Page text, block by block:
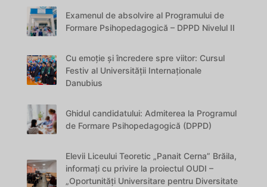
Examenul de absolvire al Programului de
Formare Psihopedagogică – DPPD Nivelul II
Cu emoție și încredere spre viitor: Cursul
Festiv al Universității Internaționale
Danubius
Ghidul candidatului: Admiterea la Programul
de Formare Psihopedagogică (DPPD)
Elevii Liceului Teoretic „Panait Cerna” Brăila,
informați cu privire la proiectul OUDI –
„Oportunități Universitare pentru Diversitate